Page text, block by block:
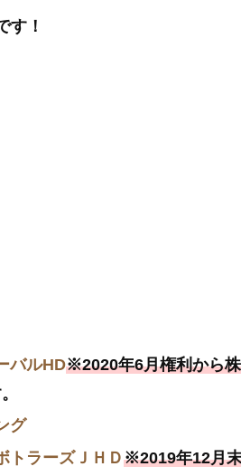
す！
バルHD※2020年6月権利から
グ
トラーズＪＨＤ※2019年12月